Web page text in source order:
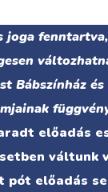
Bábszínház
előadás
váltunk
pót előadás